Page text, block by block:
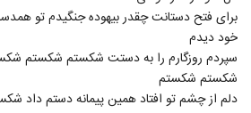
144
امین احمدی آهنگ
145
۱۷۲ بازدید
برای فتح دستانت چقدر بیهوده جنگیدم تو
خود دیدم
سپردم روزگارم را به دستت شکستم شکستم
شکستم شکستم
دلم از چشم تو افتاد همین پیمانه دستم داد